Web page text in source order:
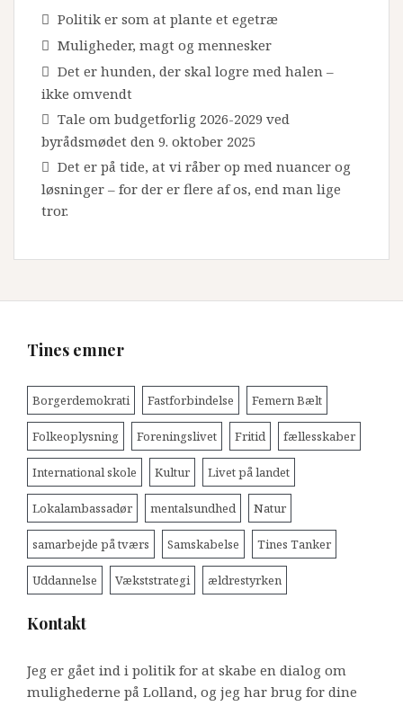
Politik er som at plante et egetræ
Muligheder, magt og mennesker
Det er hunden, der skal logre med halen –
ikke omvendt
Tale om budgetforlig 2026-2029 ved
byrådsmødet den 9. oktober 2025
Det er på tide, at vi råber op med nuancer og
løsninger – for der er flere af os, end man lige
tror.
Tines emner
Borgerdemokrati Fastforbindelse Femern Bælt
Folkeoplysning Foreningslivet Fritid fællesskaber
International skole Kultur Livet på landet
Lokalambassadør mentalsundhed Natur
samarbejde på tværs Samskabelse Tines Tanker
Uddannelse Vækststrategi ældrestyrken
Kontakt
Jeg er gået ind i politik for at skabe en dialog om
mulighederne på Lolland, og jeg har brug for dine